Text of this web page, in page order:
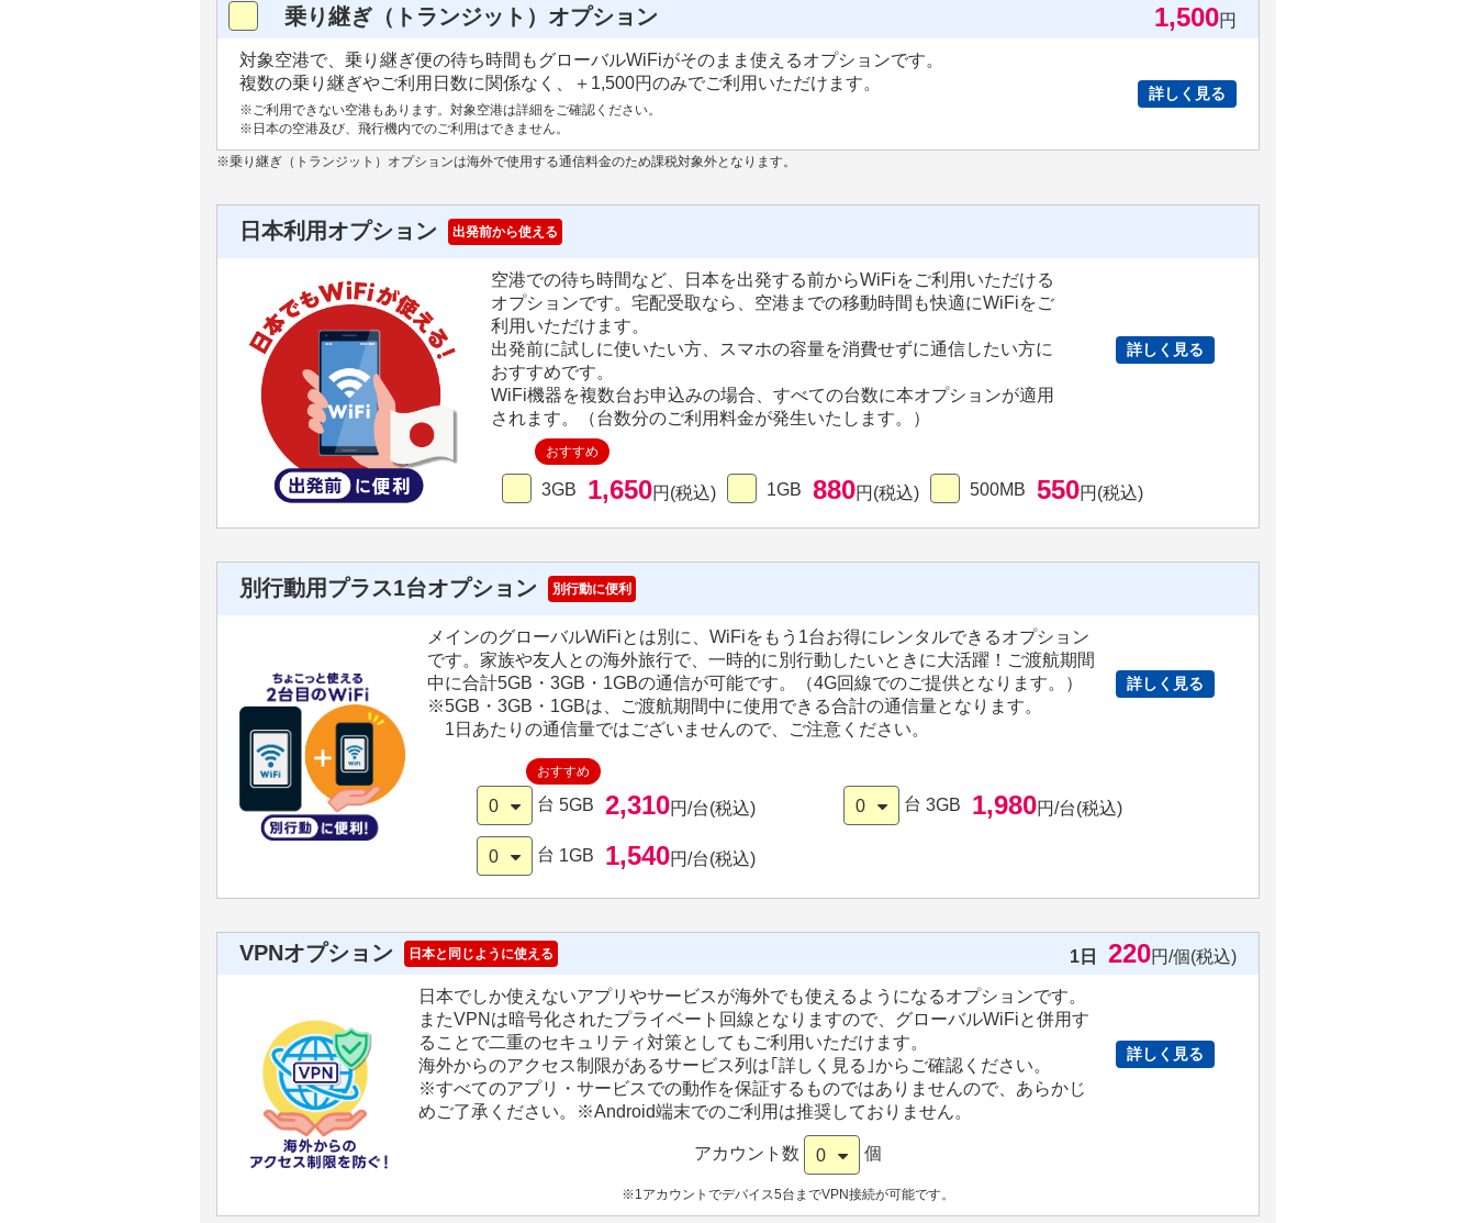
乗り継ぎ（トランジット）オプション 1,500円
対象空港で、乗り継ぎ便の待ち時間もグローバルWiFiがそのまま使えるオプションです。
複数の乗り継ぎやご利用日数に関係なく、＋1,500円のみでご利用いただけます。
※ご利用できない空港もあります。対象空港は詳細をご確認ください。
※日本の空港及び、飛行機内でのご利用はできません。
詳しく見る
※乗り継ぎ（トランジット）オプションは海外で使用する通信料金のため課税対象外となります。
日本利用オプション 出発前から使える
空港での待ち時間など、日本を出発する前からWiFiをご利用いただける
オプションです。宅配受取なら、空港までの移動時間も快適にWiFiをご
利用いただけます。
出発前に試しに使いたい方、スマホの容量を消費せずに通信したい方に
おすすめです。
WiFi機器を複数台お申込みの場合、すべての台数に本オプションが適用
されます。（台数分のご利用料金が発生いたします。）
詳しく見る
3GB 1,650円(税込)
おすすめ
1GB 880円(税込) 500MB 550円(税込)
別行動用プラス1台オプション 別行動に便利
メインのグローバルWiFiとは別に、WiFiをもう1台お得にレンタルできるオプション
です。家族や友人との海外旅行で、一時的に別行動したいときに大活躍！ご渡航期間
中に合計5GB・3GB・1GBの通信が可能です。（4G回線でのご提供となります。）
※5GB・3GB・1GBは、ご渡航期間中に使用できる合計の通信量となります。
1日あたりの通信量ではございませんので、ご注意ください。
詳しく見る
0 台 5GB 2,310円/台(税込)
おすすめ
0 台 3GB 1,980円/台(税込)
0 台 1GB 1,540円/台(税込)
VPNオプション 日本と同じように使える 1日 220円/個(税込)
日本でしか使えないアプリやサービスが海外でも使えるようになるオプションです。
またVPNは暗号化されたプライベート回線となりますので、グローバルWiFiと併用す
ることで二重のセキュリティ対策としてもご利用いただけます。
海外からのアクセス制限があるサービス列は｢詳しく見る｣からご確認ください。
※すべてのアプリ・サービスでの動作を保証するものではありませんので、あらかじ
めご了承ください。
※Android端末でのご利用は推奨しておりません。
詳しく見る
アカウント数 0 個
※1アカウントでデバイス5台までVPN接続が可能です。